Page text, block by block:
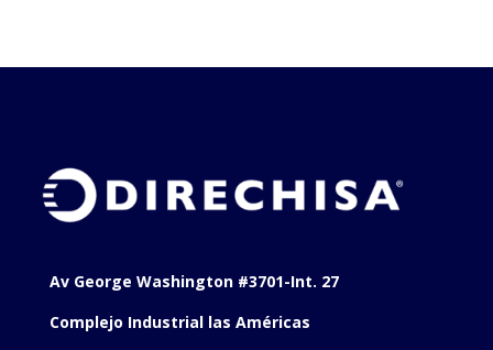
Av George Washington #3701-Int. 27
Complejo Industrial las Américas